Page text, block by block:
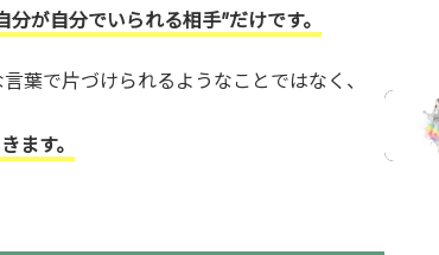
が自分でいられる相手”だけです。
葉で片づけられるようなことではなく、
ます。